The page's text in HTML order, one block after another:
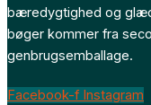
bæredygtighed og
bøger kommer fra
genbrugsemballage.
Facebook-f Instagram